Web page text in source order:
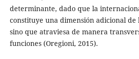
determinante, dado que la
constituye una dimensión adicional
sino que atraviesa de manera
funciones (Oregioni, 2015).